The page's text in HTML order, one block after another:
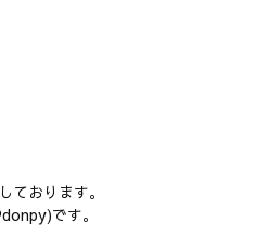
ております。
です。